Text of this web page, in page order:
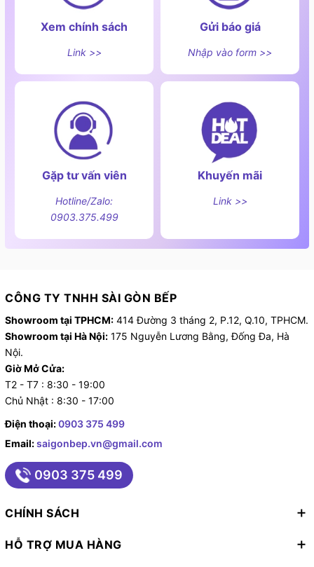
Xem chính sách
Link >>
Gửi báo giá
Nhập vào form >>
Gặp tư vấn viên
Hotline/Zalo:
0903.375.499
Khuyến mãi
Link >>
CÔNG TY TNHH SÀI GÒN BẾP
Showroom tại TPHCM: 414 Đường 3 tháng 2, P.12, Q.10, TPHCM.
Showroom tại Hà Nội: 175 Nguyễn Lương Bằng, Đống Đa, Hà
Nội.
Giờ Mở Cửa:
T2 - T7 : 8:30 - 19:00
Chủ Nhật : 8:30 - 17:00
Điện thoại:0903 375 499
Email:saigonbep.vn@gmail.com
0903 375 499
CHÍNH SÁCH
HỖ TRỢ MUA HÀNG